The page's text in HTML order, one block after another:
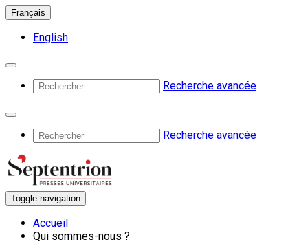
Français
English
Recherche avancée
Recherche avancée
Toggle navigation
Accueil
Qui sommes-nous ?